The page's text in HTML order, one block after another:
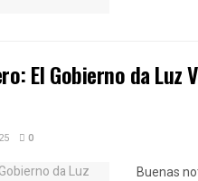
El Gobierno da Luz
0
Buenas